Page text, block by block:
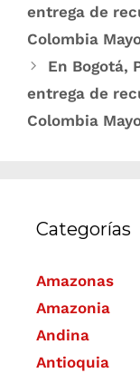
entrega de
Colombia
En Bogotá,
entrega de
Colombia
Categorías
Amazonas
Amazonia
Andina
Antioquia